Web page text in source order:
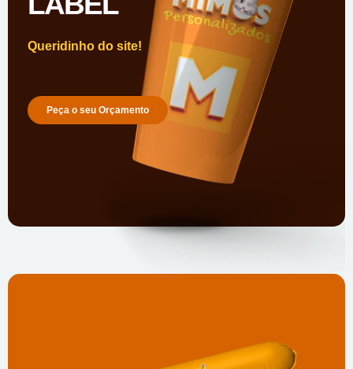
Queridinho do site!
Peça o seu Orçamento